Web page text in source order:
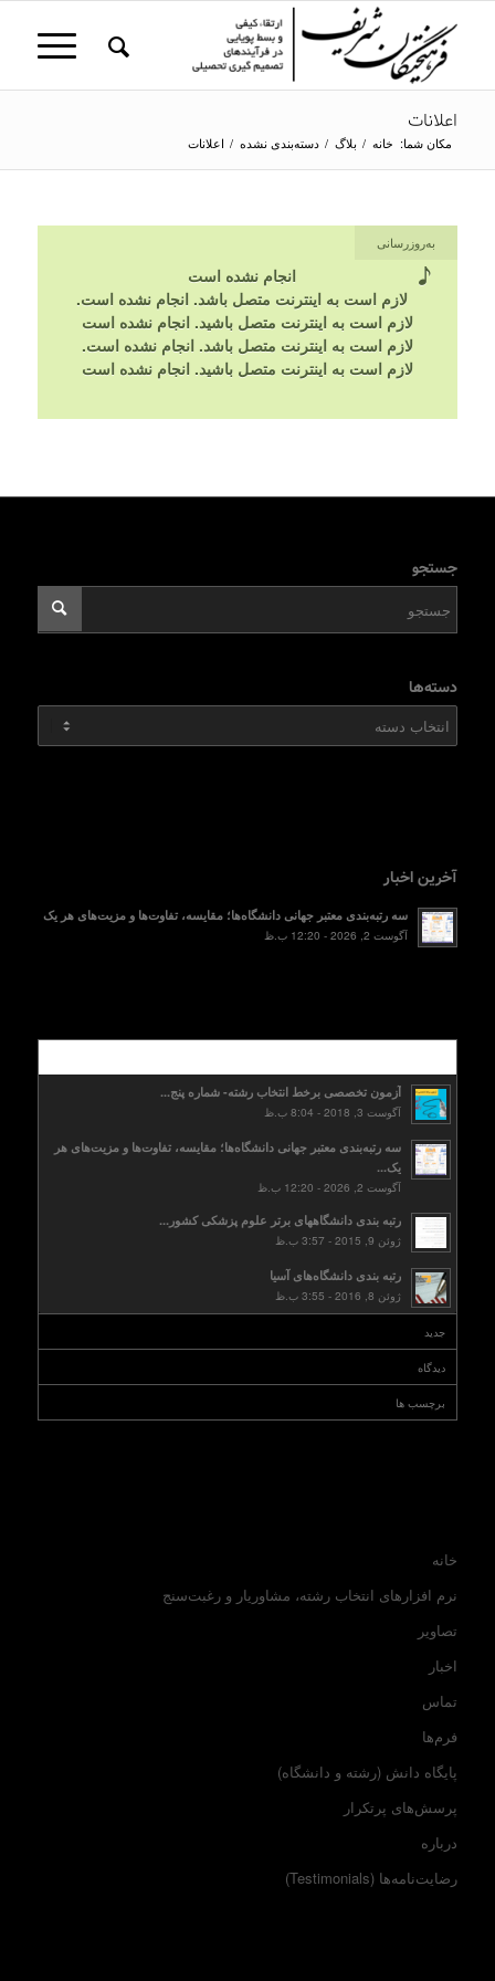
اعلانات
مکان شما: خانه / بلاگ / دسته‌بندی نشده / اعلانات
به‌روزرسانی
انجام نشده است
لازم است به اینترنت متصل باشد. انجام نشده است.
لازم است به اینترنت متصل باشید. انجام نشده است
لازم است به اینترنت متصل باشد. انجام نشده است.
لازم است به اینترنت متصل باشید. انجام نشده است
جستجو
دسته‌ها
آخرین اخبار
سه رتبه‌بندی معتبر جهانی دانشگاه‌ها؛ مقایسه، تفاوت‌ها و مزیت‌های هر یک
آگوست 2, 2026 - 12:20 ب.ظ
آزمون تخصصی برخط انتخاب رشته- شماره پنج...
آگوست 3, 2018 - 8:04 ب.ظ
سه رتبه‌بندی معتبر جهانی دانشگاه‌ها؛ مقایسه، تفاوت‌ها و مزیت‌های هر
یک...
آگوست 2, 2026 - 12:20 ب.ظ
رتبه بندی دانشگاههای برتر علوم پزشکی کشور...
ژوئن 9, 2015 - 3:57 ب.ظ
رتبه بندی دانشگاه‌های آسیا
ژوئن 8, 2016 - 3:55 ب.ظ
جدید
دیدگاه
برچسب ها
خانه
نرم افزارهای انتخاب رشته، مشاوریار و رغبت‌سنج
تصاویر
اخبار
تماس
فرم‌ها
پایگاه دانش (رشته و دانشگاه)
پرسش‌های پرتکرار
درباره
رضایت‌نامه‌ها (Testimonials)